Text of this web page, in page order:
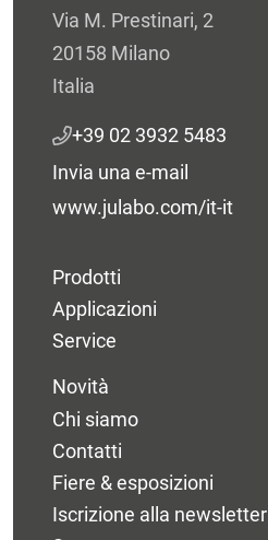
Via M. Prestinari, 2
20158 Milano
Italia
+39 02 3932 5483
Invia una e-mail
www.julabo.com/it-it
Prodotti
Applicazioni
Service
Novità
Chi siamo
Contatti
Fiere & esposizioni
Iscrizione alla newsletter